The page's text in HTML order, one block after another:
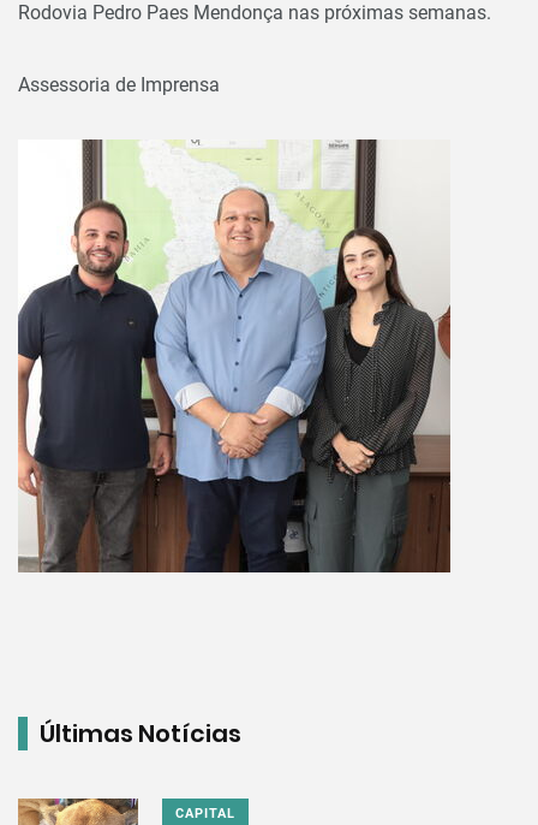
Rodovia Pedro Paes Mendonça nas próximas semanas.
Assessoria de Imprensa
Últimas Notícias
CAPITAL